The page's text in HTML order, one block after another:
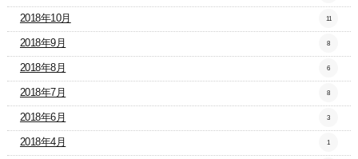
2018年10月 11
2018年9月 8
2018年8月 6
2018年7月 8
2018年6月 3
2018年4月 1